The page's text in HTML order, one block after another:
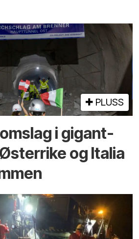
PLUSS
i gigant­
og Italia